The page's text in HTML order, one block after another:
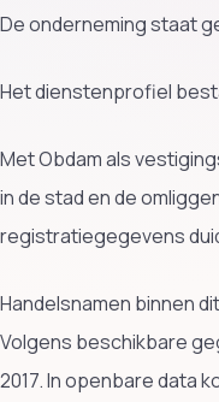
De onderneming staat
Het dienstenprofiel
Met Obdam als
in de stad en de
registratiegegevens
Handelsnamen binnen
Volgens beschikbare
2017. In openbare data